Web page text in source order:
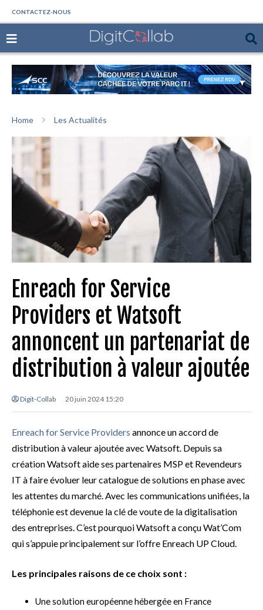
CONTACTEZ-NOUS
Home Les Actualités
Enreach for Service
Providers et Watsoft
annoncent un partenariat de
distribution à valeur ajoutée
Digit-Collab 20 juin 2024 15:20
Enreach for Service Providers annonce un accord de
distribution à valeur ajoutée avec Watsoft. Depuis sa
création Watsoft aide ses partenaires MSP et Revendeurs
IT à faire évoluer leur catalogue de solutions en phase avec
les attentes du marché. Avec les communications unifiées, la
téléphonie est devenue la clé de voute de la digitalisation
des entreprises. C’est pourquoi Watsoft a conçu Wat’Com
qui s’appuie principalement sur l’offre Enreach UP Cloud.
Les principales raisons de ce choix sont :
Une solution européenne hébergée en France